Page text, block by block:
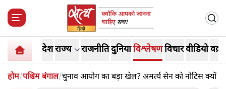
देशराज्य राजनीतिदुनियाविश्लेषणविचारवीडियो
होम/पश्चिम बंगाल/चुनाव आयोग का बड़ा खेल? अमर्त्य सेन को नोटिस क्यों